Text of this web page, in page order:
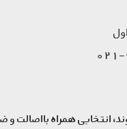
انتخابی همراه بااصالت و